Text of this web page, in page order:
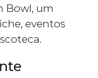
Bowl, um
eventos